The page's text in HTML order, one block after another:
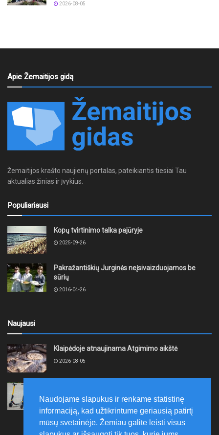
2026-08-05
Apie Žemaitijos gidą
Žemaitijos krašto naujienų portalas, pateikiantis tiesiai Tau
aktualias žinias ir įvykius.
Populiariausi
Kopų tvirtinimo talka pajūryje
2025-09-26
Pakražantiškių Jurginės neįsivaizduojamos be
sūrių
2016-04-26
Naujausi
Klaipėdoje atnaujinama Atgimimo aikštė
2026-08-05
ruošiasi paminėti Tarptautinę jaunimo dieną
2026-08-05
Naudojame slapukus ir renkame statistinę
informaciją, kad užtikrintume geriausią patirtį
mūsų svetainėje. Žemiau galite leisti visus